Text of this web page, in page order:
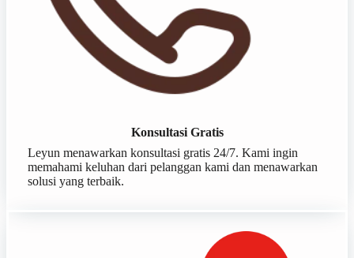
Konsultasi Gratis
Leyun menawarkan konsultasi gratis 24/7. Kami ingin
memahami keluhan dari pelanggan kami dan menawarkan
solusi yang terbaik.